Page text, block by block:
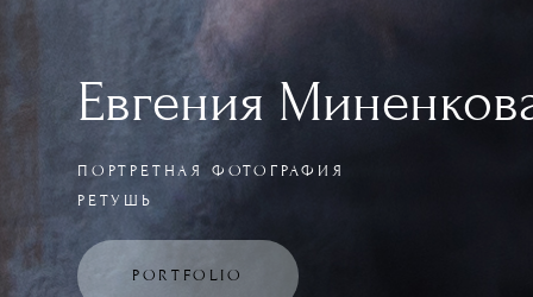
Евгения
ПОРТРЕТНАЯ ФОТОГРАФИЯ
РЕТУШЬ
PORTFOLIO